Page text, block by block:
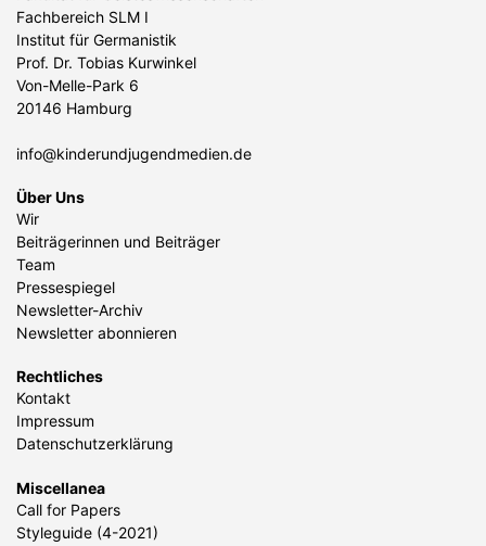
Fachbereich SLM I
Institut für Germanistik
Prof. Dr. Tobias Kurwinkel
Von-Melle-Park 6
20146 Hamburg
info@kinderundjugendmedien.de
Über Uns
Wir
Beiträgerinnen und Beiträger
Team
Pressespiegel
Newsletter-Archiv
Newsletter abonnieren
Rechtliches
Kontakt
Impressum
Datenschutzerklärung
Miscellanea
Call for Papers
Styleguide (4-2021)